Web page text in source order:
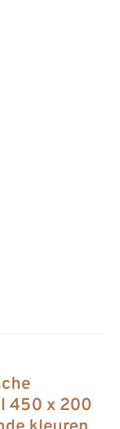
450 x 200